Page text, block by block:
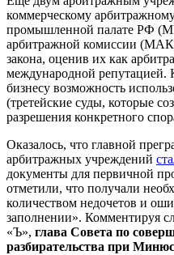
коммерческому
промышленной палате РФ
арбитражной комиссии
закона, оценив их как
международной репутацией.
бизнесу возможность
(третейские суды, которые
разрешения конкретного
Оказалось, что главной
арбитражных учреждений
документы для первичной
отметили, что получали
количеством недочетов и
заполнении». Комментируя
«Ъ», глава Совета по
разбирательства при